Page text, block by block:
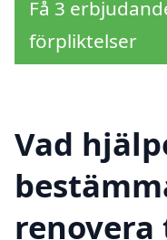
Få 3
förpliktelser
Vad
renovera